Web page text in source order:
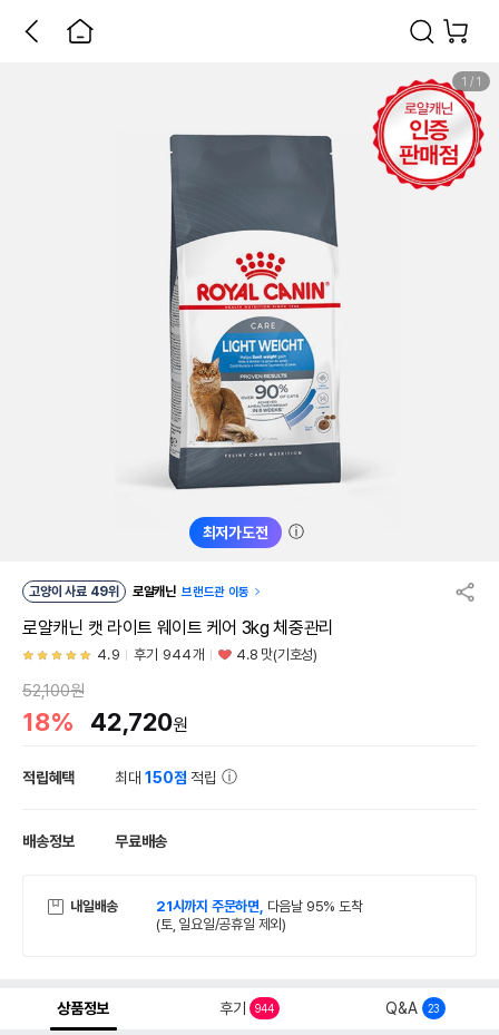
최저가도전 ⓘ
1 / 1
고양이 사료 49위 로얄캐닌 브랜드관 이동
로얄캐닌 캣 라이트 웨이트 케어 3kg 체중관리
4.9 후기 944개 4.8 맛(기호성)
52,100원
18% 42,720원
적립혜택 최대150점 적립
배송정보 무료배송
내일배송 21시까지 주문하면, 다음날 95% 도착
(토, 일요일/공휴일 제외)
상품정보 후기 944 Q&A 23